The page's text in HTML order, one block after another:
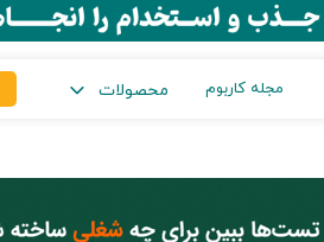
مجله کاربوم محصولات